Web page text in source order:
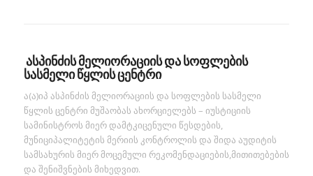
ასპინძის მელიორაციის და სოფლების
სასმელი წყლის ცენტრი
ა(ა)იპ ასპინძის მელიორაციის და სოფლების სასმელი
წყლის ცენტრი მუშაობას ახორციელებს – იუსტიციის
სამინისტროს მიერ დამტკიცენული წესდების,
მუნიციპალიტეტის მერიის კონტროლის და შიდა აუდიტის
სამსახურის მიერ მოცემული რეკომენდაციების,მითითებების
და შენიშვნების მიხედვით.